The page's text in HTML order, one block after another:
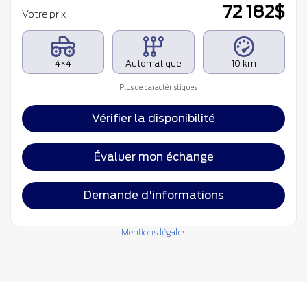
Votre prix
72 182$
4×4 Automatique 10 km
Plus de caractéristiques
Vérifier la disponibilité
Évaluer mon échange
Demande d'informations
Mentions légales